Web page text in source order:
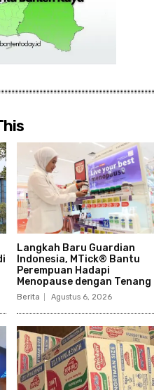
Langkah Baru Guardian
Indonesia, MTick® Bantu
Perempuan Hadapi
Menopause dengan Tenang
Berita Agustus 6, 2026